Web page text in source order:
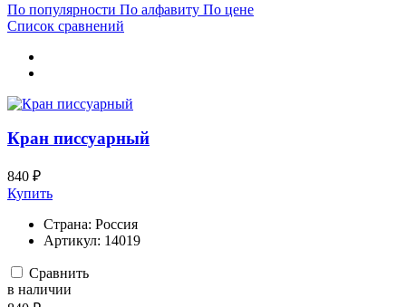
По популярности По алфавиту По цене
Список сравнений
Кран писсуарный
840 ₽
Купить
Страна: Россия
Артикул: 14019
Сравнить
в наличии